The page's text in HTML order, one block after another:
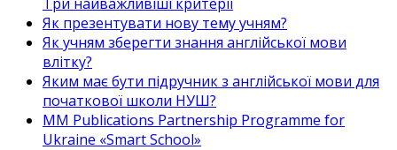
Як презентувати нову тему учням?
Як учням зберегти знання англійської мови
влітку?
Яким має бути підручник з англійської мови для
початкової школи НУШ?
MM Publications Partnership Programme for
Ukraine «Smart School»